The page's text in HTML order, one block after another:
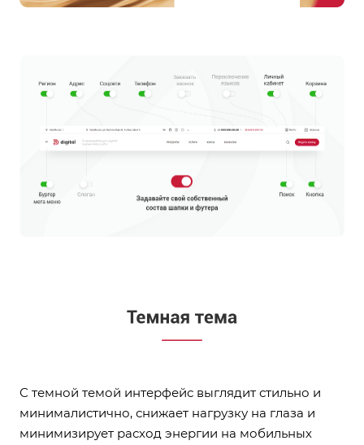
С темной темой интерфейс выглядит стильно и
минималистично, снижает нагрузку на глаза и
минимизирует расход энергии на мобильных